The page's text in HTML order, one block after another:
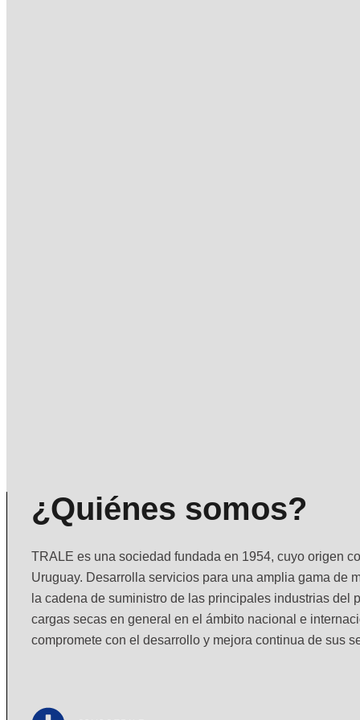
¿Quiénes somos?
TRALE es una sociedad fundada en 1954, cuyo origen
Uruguay. Desarrolla servicios para una amplia gama de
la cadena de suministro de las principales industrias
cargas secas en general en el ámbito nacional e
compromete con el desarrollo y mejora continua de sus